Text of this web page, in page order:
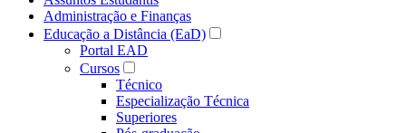
Administração e Finanças
Educação a Distância (EaD)
Portal EAD
Cursos
Técnico
Especialização Técnica
Superiores